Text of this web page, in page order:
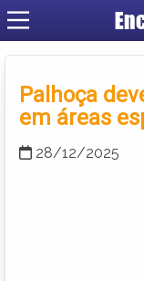
Palhoça
em áreas
28/12/2025